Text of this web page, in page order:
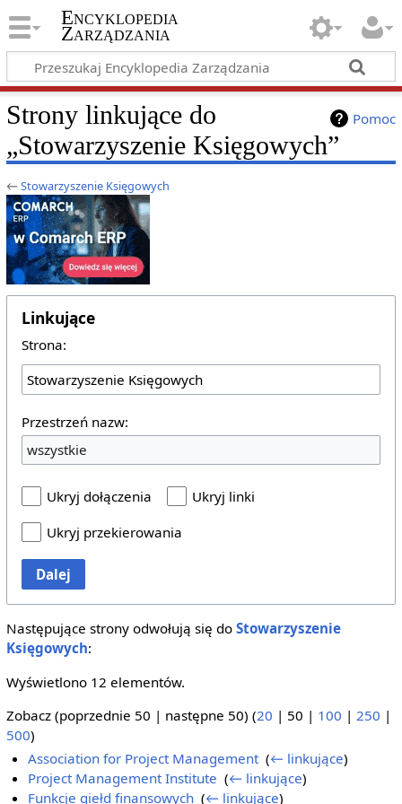
Encyklopedia
Zarządzania
Pomoc
Strony linkujące do
„Stowarzyszenie Księgowych”
←Stowarzyszenie Księgowych
Linkujące
Strona:
Przestrzeń nazw:
wszystkie
Ukryj dołączenia
Ukryj linki
Ukryj przekierowania
Dalej
Następujące strony odwołują się do Stowarzyszenie
Księgowych:
Wyświetlono 12 elementów.
Zobacz (poprzednie 50 | następne 50) (20 | 50 | 100 | 250 |
500)
Association for Project Management‎(← linkujące)
Project Management Institute ‎(← linkujące)
Funkcje giełd finansowych ‎(← linkujące)